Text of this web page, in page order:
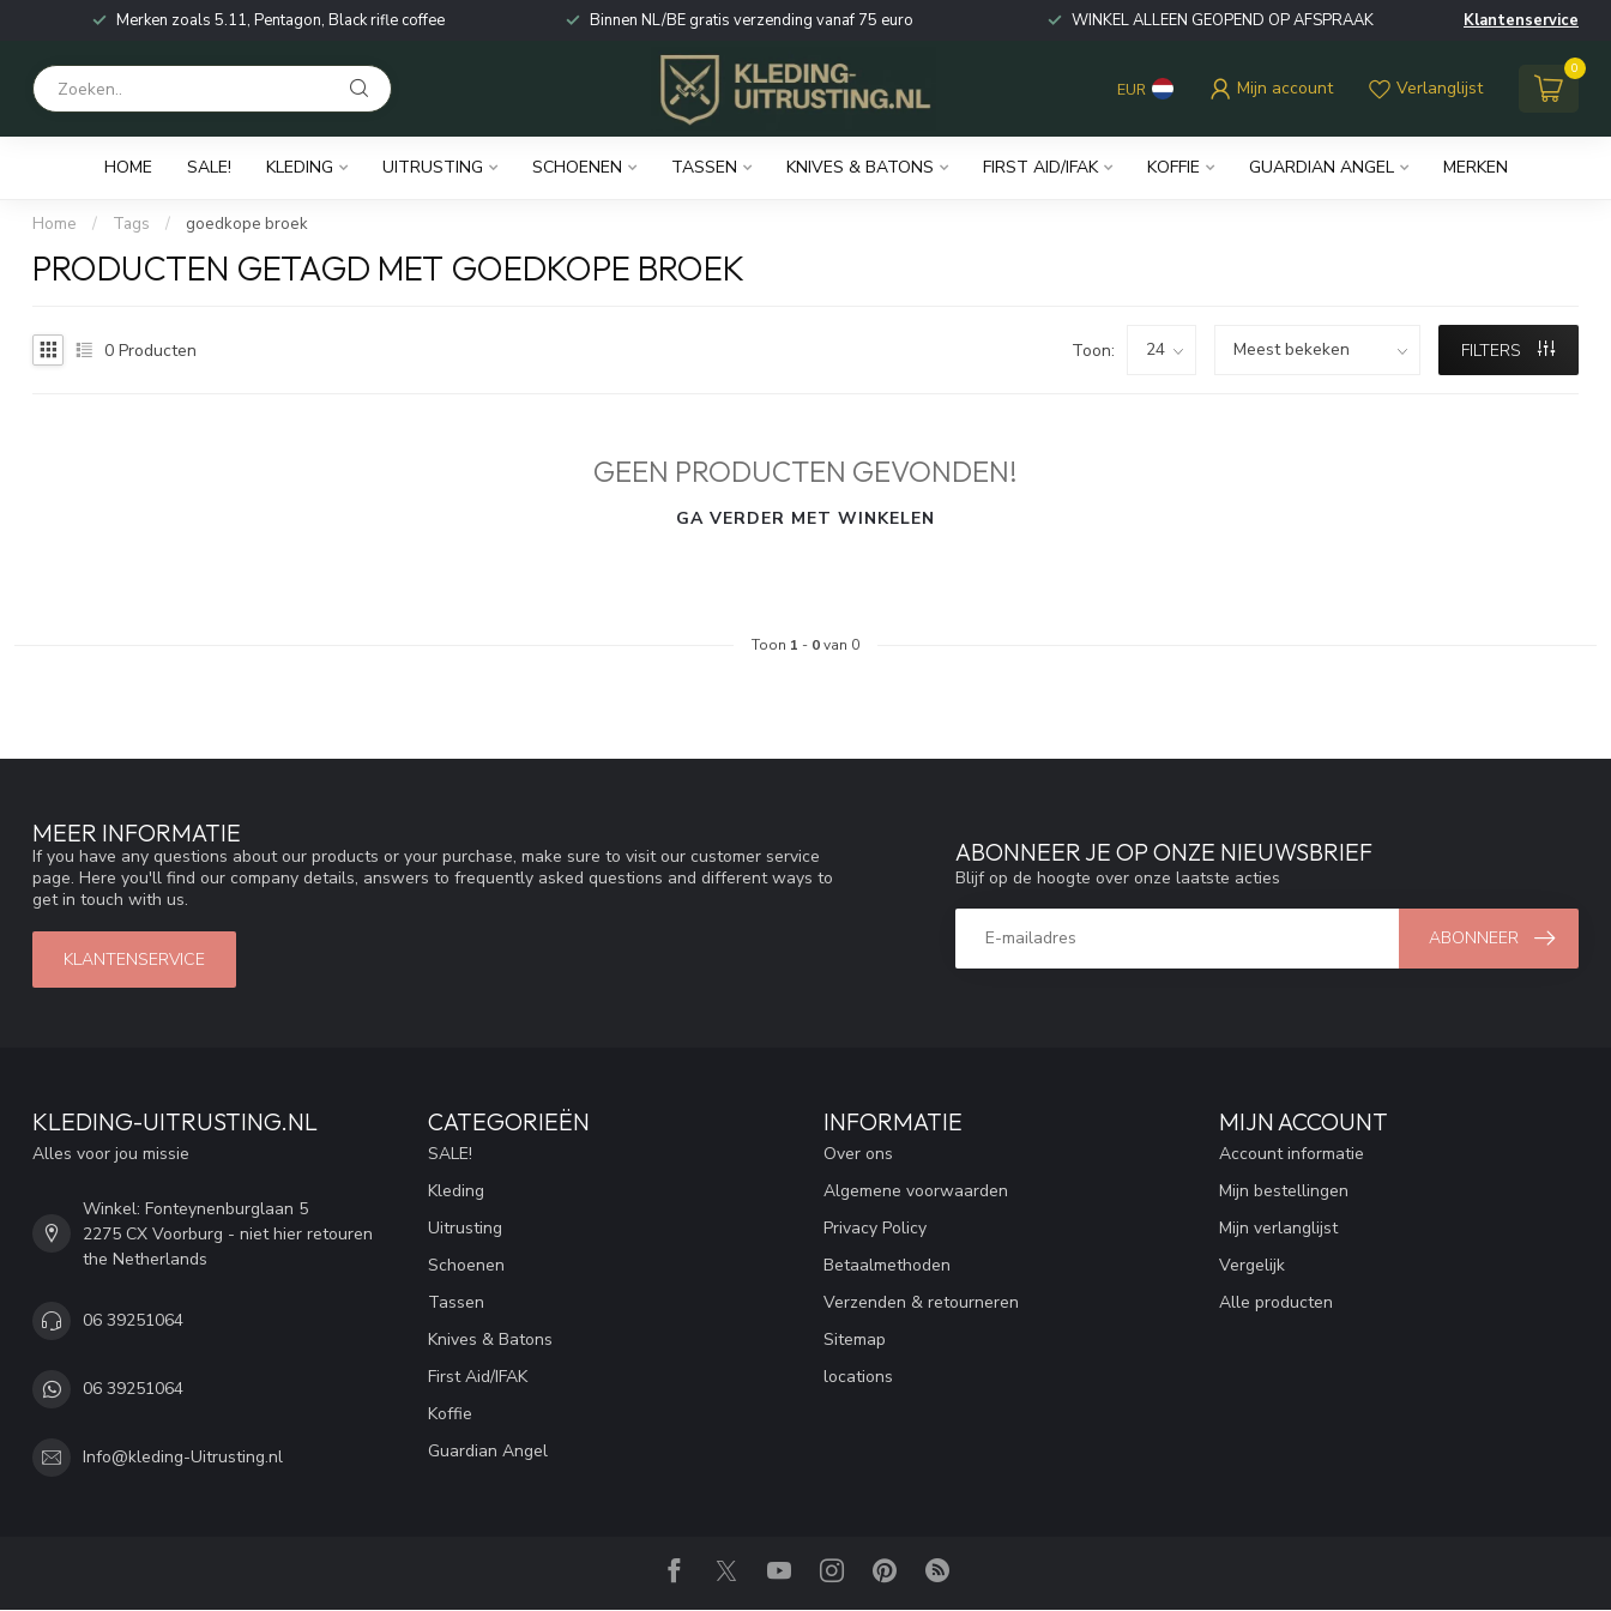
Merken zoals 5.11, Pentagon, Black rifle coffee Binnen NL/BE gratis verzending vanaf 75 euro WINKEL ALLEEN GEOPEND OP AFSPRAAK Klantenservice
EUR Mijn account Verlanglijst
0
HOME SALE! KLEDING UITRUSTING SCHOENEN TASSEN KNIVES & BATONS FIRST AID/IFAK KOFFIE GUARDIAN ANGEL MERKEN
Home / Tags / goedkope broek
PRODUCTEN GETAGD MET GOEDKOPE BROEK
0 Producten Toon: FILTERS
GEEN PRODUCTEN GEVONDEN!
GA VERDER MET WINKELEN
Toon 1 - 0van 0
MEER INFORMATIE
If you have any questions about our products or your purchase, make sure to visit our customer service
page. Here you'll find our company details, answers to frequently asked questions and different ways to
get in touch with us.
KLANTENSERVICE
ABONNEER JE OP ONZE NIEUWSBRIEF
Blijf op de hoogte over onze laatste acties
ABONNEER
KLEDING-UITRUSTING.NL
Alles voor jou missie
Winkel: Fonteynenburglaan 5
2275 CX Voorburg - niet hier retouren
the Netherlands
06 39251064
06 39251064
Info@kleding-Uitrusting.nl
CATEGORIEËN
SALE!
Kleding
Uitrusting
Schoenen
Tassen
Knives & Batons
First Aid/IFAK
Koffie
Guardian Angel
INFORMATIE
Over ons
Algemene voorwaarden
Privacy Policy
Betaalmethoden
Verzenden & retourneren
Sitemap
locations
MIJN ACCOUNT
Account informatie
Mijn bestellingen
Mijn verlanglijst
Vergelijk
Alle producten